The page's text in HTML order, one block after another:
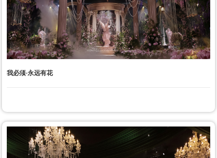
我必须·永远有花